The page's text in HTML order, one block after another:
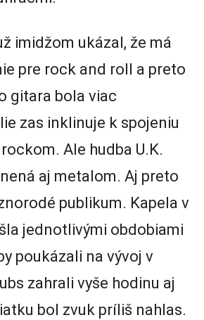
imidžom ukázal, že má
pre rock and roll a preto
gitara bola viac
zas inklinuje k spojeniu
Ale hudba U.K.
aj metalom. Aj preto
publikum. Kapela v
jednotlivými obdobiami
poukázali na vývoj v
zahrali vyše hodinu aj
bol zvuk príliš nahlas.